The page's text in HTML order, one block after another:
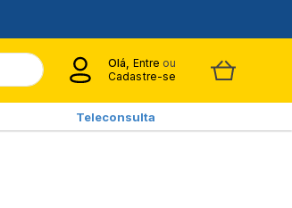
Olá, Entre ou
Cadastre-se
Teleconsulta